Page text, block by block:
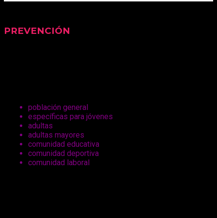
PREVENCIÓN
población general
específicas para jóvenes
adultas
adultas mayores
comunidad educativa
comunidad deportiva
comunidad laboral